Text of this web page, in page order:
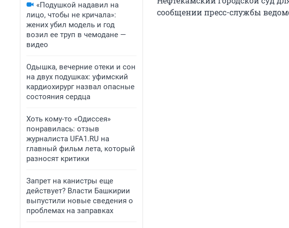
«Подушкой надавил на
лицо, чтобы не кричала»:
жених убил модель и год
возил ее труп в чемодане —
видео
Одышка, вечерние отеки и сон
на двух подушках: уфимский
кардиохирург назвал опасные
состояния сердца
Хоть кому-то «Одиссея»
понравилась: отзыв
журналиста UFA1.RU на
главный фильм лета, который
разносят критики
Запрет на канистры еще
действует? Власти Башкирии
выпустили новые сведения о
проблемах на заправках
сообщении пресс-службы